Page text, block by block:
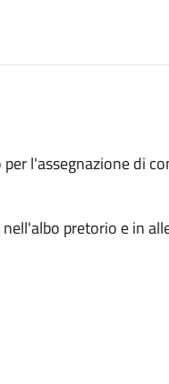
l'assegnazione di
pretorio e in